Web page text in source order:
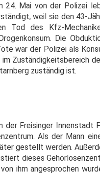
24. Mai von der Polizei
weil sie den 43-
Tod des Kfz-
Die
war der Polizei als
Zuständigkeitsbereich
zuständig ist.
der Freisinger Innenstadt
Als der Mann
gestellt werden.
dieses
ihm angesprochen